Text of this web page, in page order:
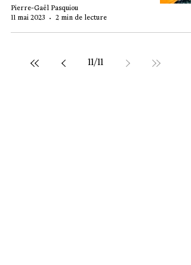
Pierre-Gaël Pasquiou
11 mai 2023
2 min de lecture
11/11